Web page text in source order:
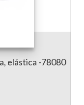
elástica -78080